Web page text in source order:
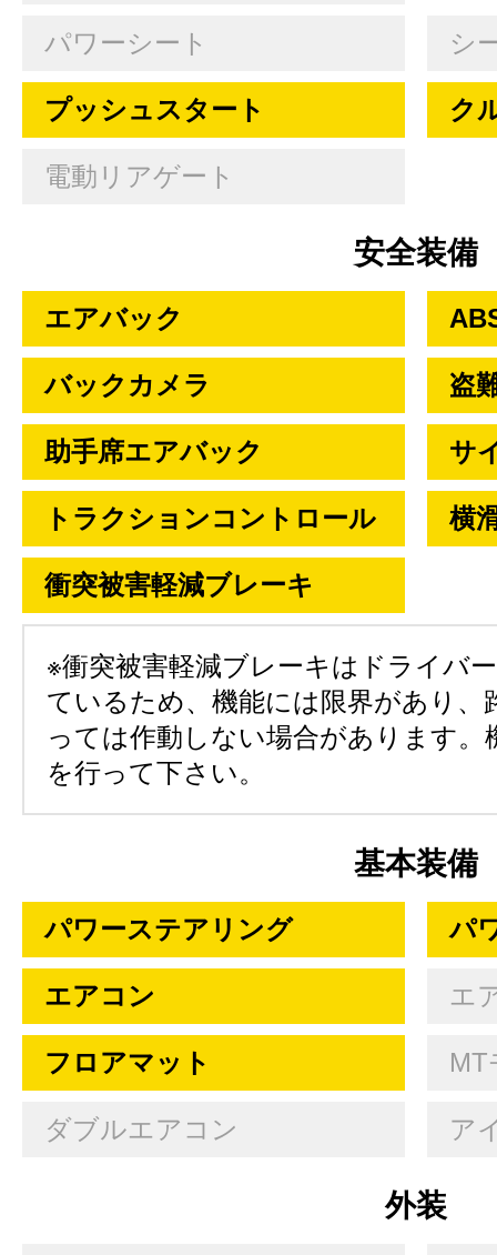
パワーシート シ
プッシュスタート ク
電動リアゲート
安全装備
エアバック
バックカメラ 盗
助手席エアバック サ
トラクションコントロール 横
衝突被害軽減ブレーキ
※衝突被害軽減ブレーキはドライバ
ているため、機能には限界があり、
っては作動しない場合があります。
を行って下さい。
基本装備
パワーステアリング パ
エアコン エ
フロアマット MT
ダブルエアコン ア
外装